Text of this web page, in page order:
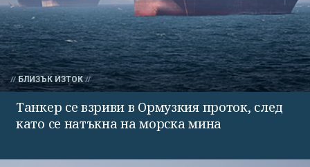
БЛИЗЪК ИЗТОК
Танкер се взриви в Ормузкия проток, след
като се натъкна на морска мина